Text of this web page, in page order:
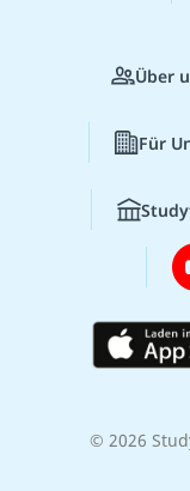
Über
Für
© 2026